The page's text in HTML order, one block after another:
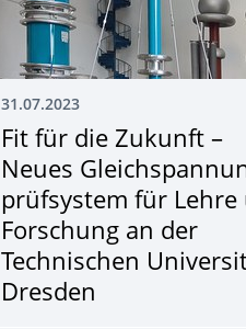
31.07.2023
Fit für die Zukunft –
Neues
prüfsystem für Lehre
Forschung an der
Technischen
Dresden